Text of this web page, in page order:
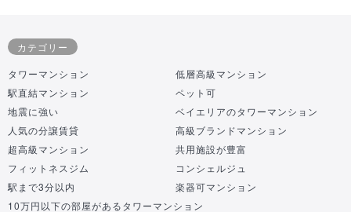
カテゴリー
タワーマンション
低層高級マンション
駅直結マンション
ペット可
地震に強い
ベイエリアのタワーマンション
人気の分譲賃貸
高級ブランドマンション
超高級マンション
共用施設が豊富
フィットネスジム
コンシェルジュ
駅まで3分以内
楽器可マンション
10万円以下の部屋があるタワーマンション